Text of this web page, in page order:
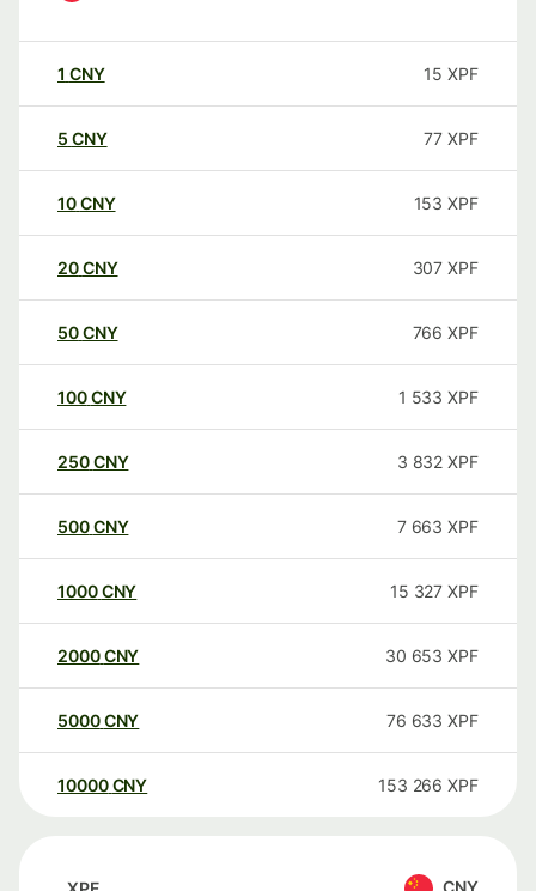
1 CNY 15 XPF
5 CNY 77 XPF
10CNY 153 XPF
20CNY 307 XPF
50CNY 766 XPF
100CNY 1 533 XPF
250CNY 3 832 XPF
500CNY 7 663 XPF
1000CNY 15 327 XPF
2000CNY 30 653 XPF
5000CNY 76 633 XPF
10000 CNY 153 266 XPF